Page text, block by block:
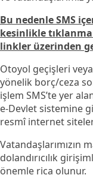
Bu nedenle SMS
kesinlikle
linkler üzerinden
Otoyol geçişleri
yönelik borç/ceza
işlem SMS’te yer
e-Devlet sistemine
resmî internet
Vatandaşlarımızın
dolandırıcılık
önemle rica olunur.